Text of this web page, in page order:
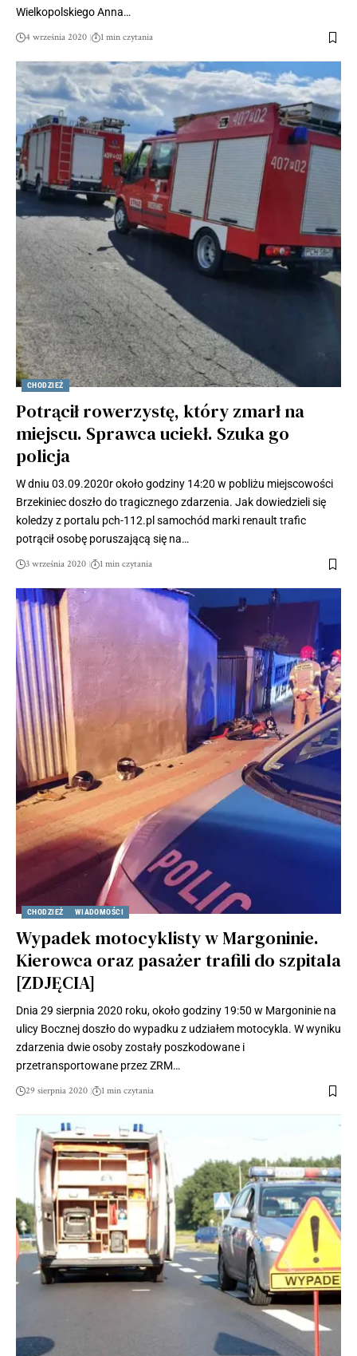
Wielkopolskiego Anna…
4 września 2020 1 min czytania
CHODZIEŻ
Potrącił rowerzystę, który zmarł na
miejscu. Sprawca uciekł. Szuka go
policja
W dniu 03.09.2020r około godziny 14:20 w pobliżu miejscowości
Brzekiniec doszło do tragicznego zdarzenia. Jak dowiedzieli się
koledzy z portalu pch-112.pl samochód marki renault trafic
potrącił osobę poruszającą się na…
3 września 2020 1 min czytania
CHODZIEŻ WIADOMOŚCI
Wypadek motocyklisty w Margoninie.
Kierowca oraz pasażer trafili do szpitala
[ZDJĘCIA]
Dnia 29 sierpnia 2020 roku, około godziny 19:50 w Margoninie na
ulicy Bocznej doszło do wypadku z udziałem motocykla. W wyniku
zdarzenia dwie osoby zostały poszkodowane i
przetransportowane przez ZRM…
29 sierpnia 2020 1 min czytania